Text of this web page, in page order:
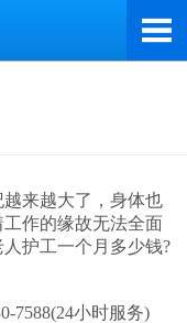
来越大了，身体也
作的缘故无法全面
护工一个月多少钱?
小时服务)
好友）